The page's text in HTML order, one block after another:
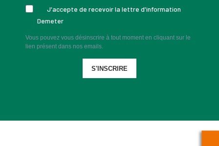
J'accepte de recevoir la lettre d'information
Demeter
Vous pouvez vous désinscrire à tout moment en cliquant sur le
lien présent dans nos emails.
S'INSCRIRE